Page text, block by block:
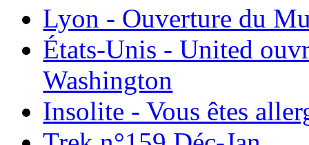
Lyon - Ouverture du
États-Unis - United
Washington
Insolite - Vous êtes